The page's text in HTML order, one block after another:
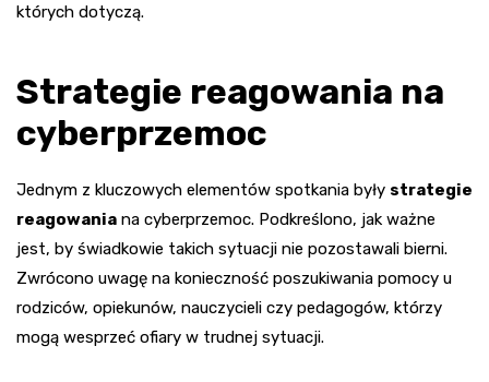
których dotyczą.
Strategie reagowania na
cyberprzemoc
Jednym z kluczowych elementów spotkania były strategie
reagowania na cyberprzemoc. Podkreślono, jak ważne
jest, by świadkowie takich sytuacji nie pozostawali bierni.
Zwrócono uwagę na konieczność poszukiwania pomocy u
rodziców, opiekunów, nauczycieli czy pedagogów, którzy
mogą wesprzeć ofiary w trudnej sytuacji.